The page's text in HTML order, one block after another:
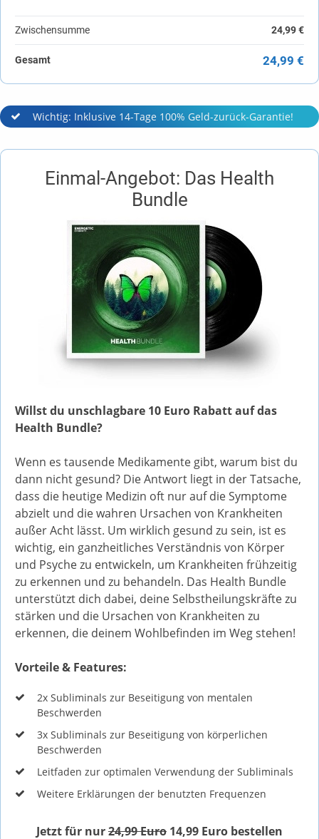
Zwischensumme 24,99 €
Gesamt 24,99 €
Wichtig: Inklusive 14-Tage 100% Geld-zurück-Garantie!
Einmal-Angebot: Das Health
Bundle
Willst du unschlagbare 10 Euro Rabatt auf das
Health Bundle?
Wenn es tausende Medikamente gibt, warum bist du
dann nicht gesund? Die Antwort liegt in der Tatsache,
dass die heutige Medizin oft nur auf die Symptome
abzielt und die wahren Ursachen von Krankheiten
außer Acht lässt. Um wirklich gesund zu sein, ist es
wichtig, ein ganzheitliches Verständnis von Körper
und Psyche zu entwickeln, um Krankheiten frühzeitig
zu erkennen und zu behandeln. Das Health Bundle
unterstützt dich dabei, deine Selbstheilungskräfte zu
stärken und die Ursachen von Krankheiten zu
erkennen, die deinem Wohlbefinden im Weg stehen!
Vorteile & Features:
2x Subliminals zur Beseitigung von mentalen
Beschwerden
3x Subliminals zur Beseitigung von körperlichen
Beschwerden
Leitfaden zur optimalen Verwendung der Subliminals
Weitere Erklärungen der benutzten Frequenzen
Jetzt für nur24,99 Euro 14,99 Euro bestellen